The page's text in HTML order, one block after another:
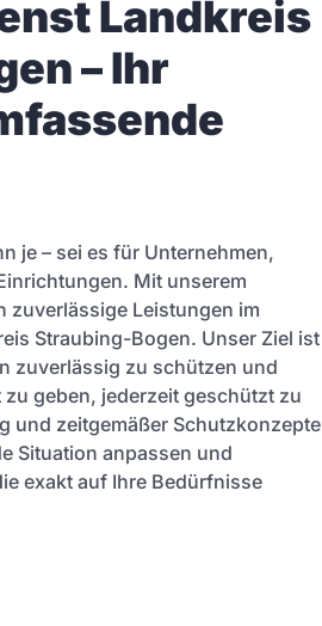
Landkreis
– Ihr
je – sei es für Unternehmen,
Mit unserem
zuverlässige Leistungen im
Straubing-Bogen. Unser Ziel ist
zuverlässig zu schützen und
geben, jederzeit geschützt zu
und zeitgemäßer Schutzkonzepte
Situation anpassen und
exakt auf Ihre Bedürfnisse